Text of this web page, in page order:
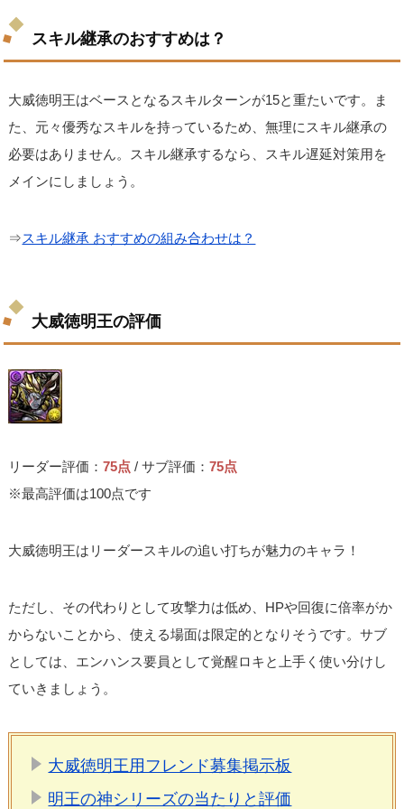
スキル継承のおすすめは？
大威徳明王はベースとなるスキルターンが15と重たいです。ま
た、元々優秀なスキルを持っているため、無理にスキル継承の
必要はありません。スキル継承するなら、スキル遅延対策用を
メインにしましょう。
⇒スキル継承 おすすめの組み合わせは？
大威徳明王の評価
リーダー評価：75点 / サブ評価：75点
※最高評価は100点です
大威徳明王はリーダースキルの追い打ちが魅力のキャラ！
ただし、その代わりとして攻撃力は低め、HPや回復に倍率がか
からないことから、使える場面は限定的となりそうです。サブ
としては、エンハンス要員として覚醒ロキと上手く使い分けし
ていきましょう。
大威徳明王用フレンド募集掲示板
明王の神シリーズの当たりと評価